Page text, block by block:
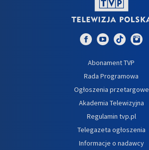
Abonament TVP
Rada Programowa
Ogłoszenia przetargowe
Akademia Telewizyjna
Regulamin tvp.pl
Telegazeta ogłoszenia
Informacje o nadawcy